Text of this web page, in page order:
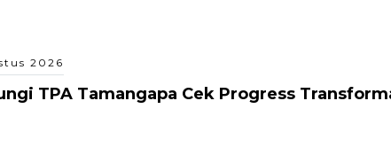
2026
TPA Tamangapa Cek Progress